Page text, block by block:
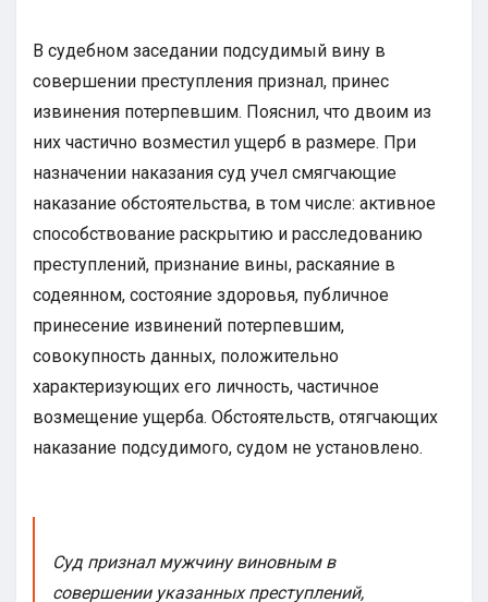
В судебном заседании подсудимый вину в
совершении преступления признал, принес
извинения потерпевшим. Пояснил, что двоим из
них частично возместил ущерб в размере. При
назначении наказания суд учел смягчающие
наказание обстоятельства, в том числе: активное
способствование раскрытию и расследованию
преступлений, признание вины, раскаяние в
содеянном, состояние здоровья, публичное
принесение извинений потерпевшим,
совокупность данных, положительно
характеризующих его личность, частичное
возмещение ущерба. Обстоятельств, отягчающих
наказание подсудимого, судом не установлено.
Суд признал мужчину виновным в
совершении указанных преступлений,